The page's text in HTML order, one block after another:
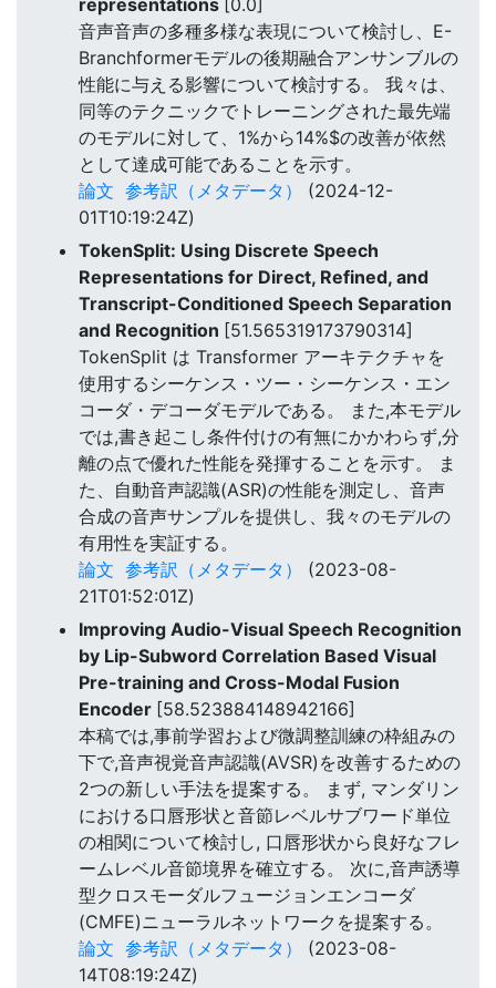
音声音声の多種多様な表現について検討し、E-
Branchformerモデルの後期融合アンサンブルの
性能に与える影響について検討する。 我々は、
同等のテクニックでトレーニングされた最先端
のモデルに対して、1%から14%$の改善が依然
として達成可能であることを示す。
論文 参考訳（メタデータ）
(2024-12-
01T10:19:24Z)
TokenSplit: Using Discrete Speech
Representations for Direct, Refined, and
Transcript-Conditioned Speech Separation
and Recognition [51.565319173790314]
TokenSplit は Transformer アーキテクチャを
使用するシーケンス・ツー・シーケンス・エン
コーダ・デコーダモデルである。 また,本モデル
では,書き起こし条件付けの有無にかかわらず,分
離の点で優れた性能を発揮することを示す。 ま
た、自動音声認識(ASR)の性能を測定し、音声
合成の音声サンプルを提供し、我々のモデルの
有用性を実証する。
論文 参考訳（メタデータ）
(2023-08-
21T01:52:01Z)
Improving Audio-Visual Speech Recognition
by Lip-Subword Correlation Based Visual
Pre-training and Cross-Modal Fusion
Encoder [58.523884148942166]
本稿では,事前学習および微調整訓練の枠組みの
下で,音声視覚音声認識(AVSR)を改善するための
2つの新しい手法を提案する。 まず, マンダリン
における口唇形状と音節レベルサブワード単位
の相関について検討し, 口唇形状から良好なフレ
ームレベル音節境界を確立する。 次に,音声誘導
型クロスモーダルフュージョンエンコーダ
(CMFE)ニューラルネットワークを提案する。
論文 参考訳（メタデータ）
(2023-08-
14T08:19:24Z)